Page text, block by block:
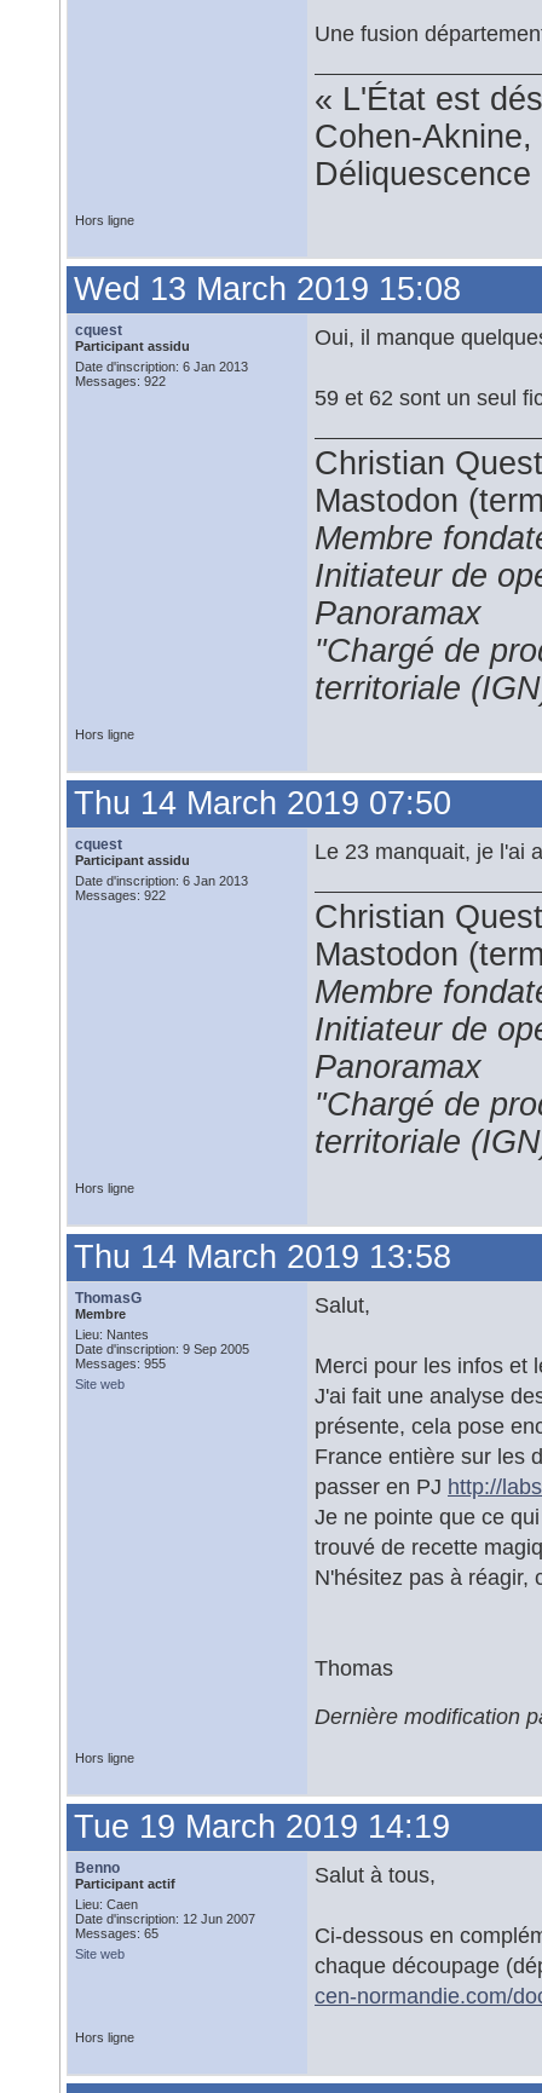
Une fusion
« L'État est
Cohen-
Hors ligne
Wed 13 March 2019 15:08
cquest
Participant assidu
Date d'inscription: 6 Jan 2013
Messages: 922
Oui, il manque
59 et 62 sont un seul
Christian
Mastodon
Membre
Initiateur de
Panoramax
"Chargé de
territoriale
Hors ligne
Thu 14 March 2019 07:50
cquest
Participant assidu
Date d'inscription: 6 Jan 2013
Messages: 922
Le 23 manquait, je l'ai
Christian
Mastodon
Membre
Initiateur de
Panoramax
"Chargé de
territoriale
Hors ligne
Thu 14 March 2019 13:58
ThomasG
Membre
Lieu: Nantes
Date d'inscription: 9 Sep 2005
Messages: 955
Site web
Salut,
Merci pour les infos et
J'ai fait une analyse
présente, cela pose
France entière sur les
passer en PJ http://
Je ne pointe que ce
trouvé de recette
N'hésitez pas à réagir,
Thomas
Dernière modification
Hors ligne
Tue 19 March 2019 14:19
Benno
Participant actif
Lieu: Caen
Date d'inscription: 12 Jun 2007
Messages: 65
Site web
Salut à tous,
Ci-dessous en
chaque découpage
cen-normandie.com/
Hors ligne